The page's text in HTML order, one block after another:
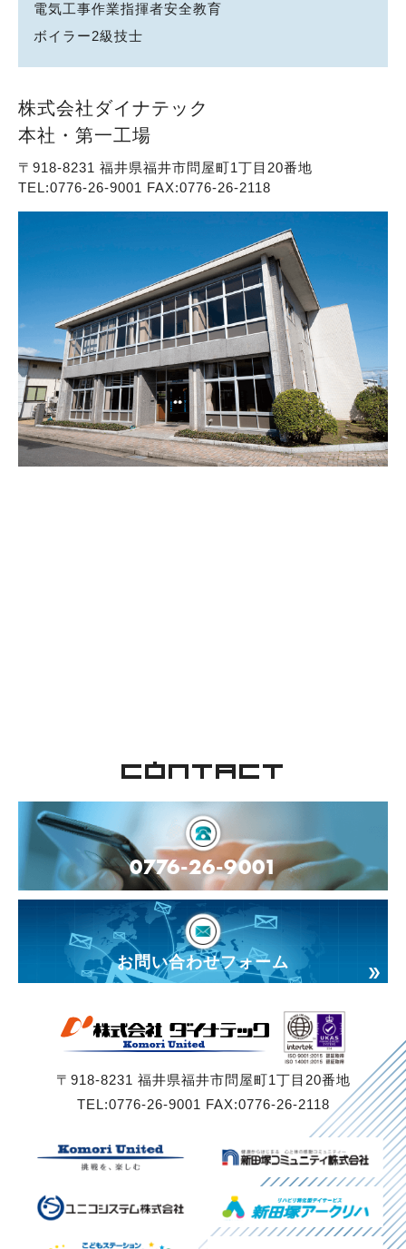
電気工事作業指揮者安全教育
ボイラー2級技士
株式会社ダイナテック
本社・第一工場
〒918-8231 福井県福井市問屋町1丁目20番地
TEL:0776-26-9001 FAX:0776-26-2118
CONTACT
0776-26-9001
お問い合わせフォーム
〒918-8231 福井県福井市問屋町1丁目20番地
TEL:0776-26-9001 FAX:0776-26-2118